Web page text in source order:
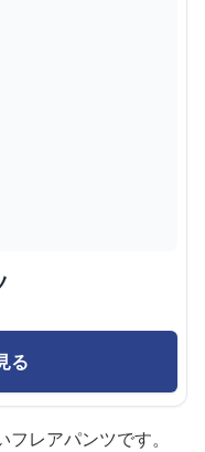
る
レアパンツです。